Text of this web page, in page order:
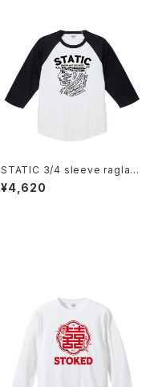
STATIC 3/4 sleeve raglan
T-SHIRT
¥4,620